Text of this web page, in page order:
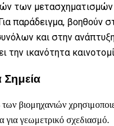
των μετασχηματισμών
παράδειγμα, βοηθούν
και στην
την ικανότητα
Σημεία
βιομηχανιών
για γεωμετρικό σχεδιασμό.